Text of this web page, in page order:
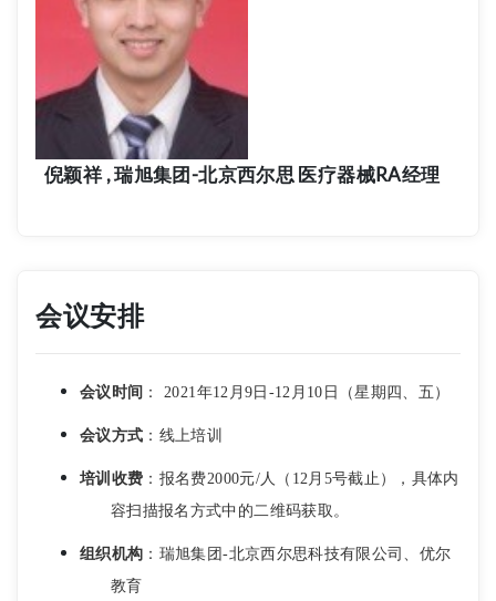
倪颖祥 , 瑞旭集团-北京西尔思 医疗器械RA经理
会议安排
会议时间 ： 2021年12月9日-12月10日（星期四、五）
会议方式 ：线上培训
培训收费 ：报名费2000元/人（12月5号截止），具体内
容扫描报名方式中的二维码获取。
组织机构 ：瑞旭集团-北京西尔思科技有限公司、优尔
教育